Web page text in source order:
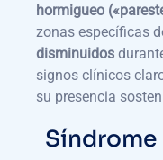
hormigueo
zonas específicas
disminuidos
signos clínicos
su presencia
Síndrome